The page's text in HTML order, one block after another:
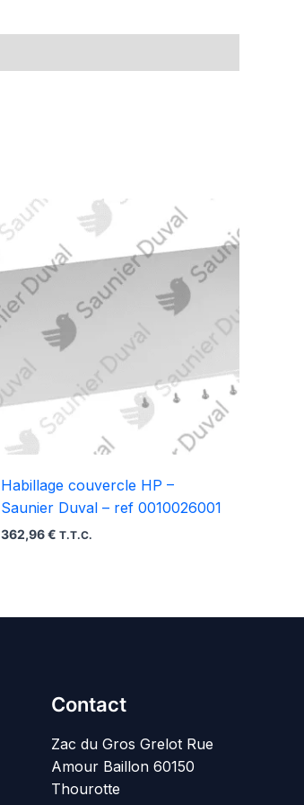
Habillage couvercle HP –
Saunier Duval – ref 0010026001
362,96€ T.T.C.
Contact
Zac du Gros Grelot Rue
Amour Baillon 60150
Thourotte